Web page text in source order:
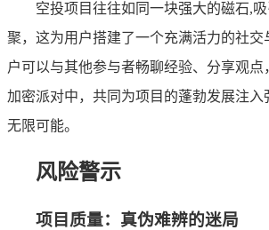
空投项目往往如同一块强大的磁石,
聚，这为用户搭建了一个充满活力的社交
户可以与其他参与者畅聊经验、分享观点
加密派对中，共同为项目的蓬勃发展注入
无限可能。
风险警示
项目质量：真伪难辨的迷局